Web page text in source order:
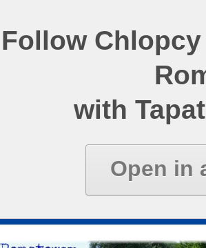
Follow
with
Open in